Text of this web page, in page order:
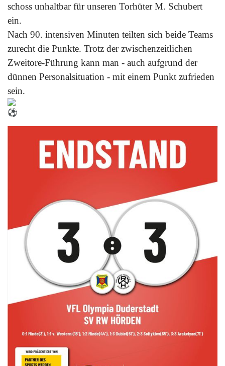
schoss unhaltbar für unseren Torhüter M. Schubert
ein.
Nach 90. intensiven Minuten teilten sich beide Teams
zurecht die Punkte. Trotz der zwischenzeitlichen
Zweitore-Führung kann man - auch aufgrund der
dünnen Personalsituation - mit einem Punkt zufrieden
sein.